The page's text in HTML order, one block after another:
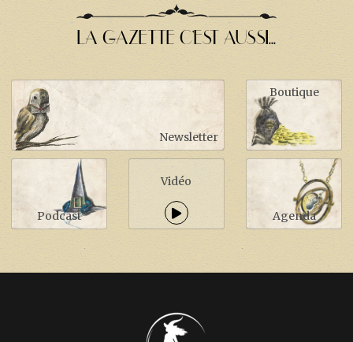
LA GAZETTE C'EST AUSSI...
Newsletter
Boutique
Podcast
Vidéo
Agenda